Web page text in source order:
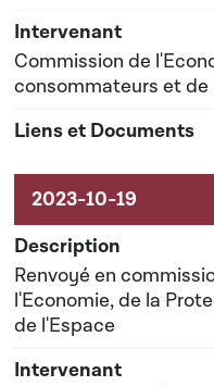
Commission de
consommateurs et de
Renvoyé en
l'Economie, de la
de l'Espace